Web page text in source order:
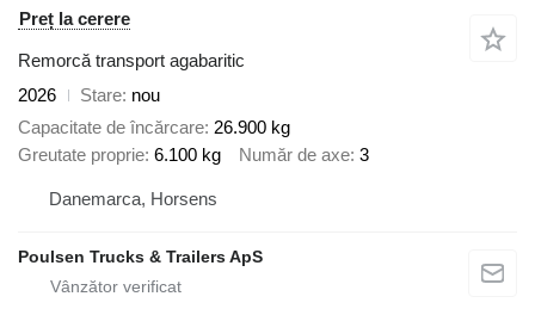
Preț la cerere
Remorcă transport agabaritic
2026
Stare nou
Capacitate de încărcare 26.900 kg
Greutate proprie 6.100 kg Număr de axe 3
Danemarca, Horsens
Poulsen Trucks & Trailers ApS